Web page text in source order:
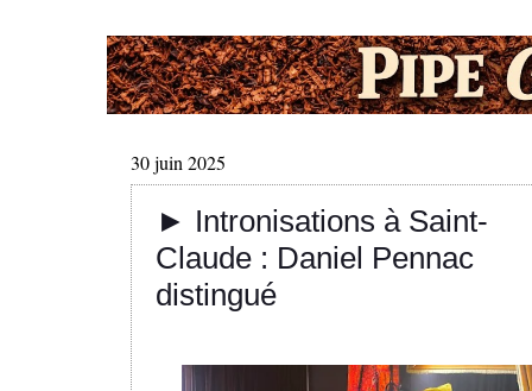
30 juin 2025
► Intronisations à Saint-
Claude : Daniel Pennac
distingué